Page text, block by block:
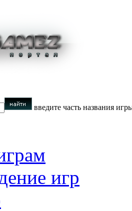
введите часть названия
игр